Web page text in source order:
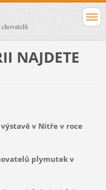
NAJDETE
výstavě v Nitře v roce
plymutek v